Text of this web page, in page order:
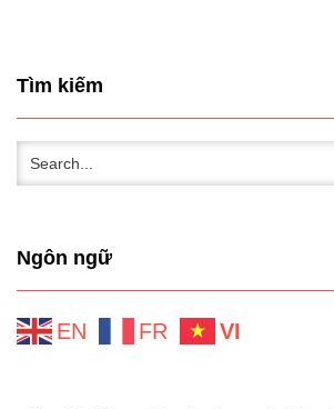
Tìm kiếm
Ngôn ngữ
EN FR VI